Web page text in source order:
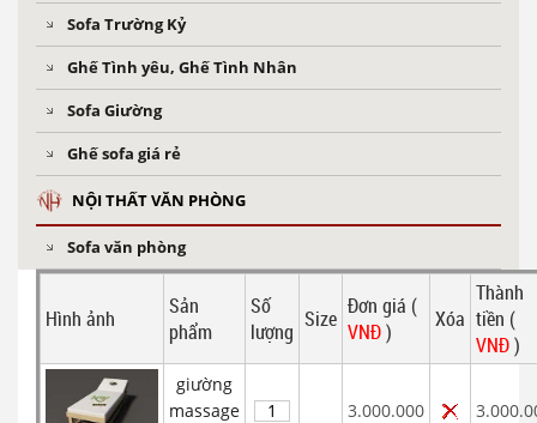
Sofa Trường Kỷ
Ghế Tình yêu, Ghế Tình Nhân
Sofa Giường
Ghế sofa giá rẻ
NỘI THẤT VĂN PHÒNG
Sofa văn phòng
Hình ảnh
Sản
phẩm
Số
lượng Size Đơn giá (
VNĐ) Xóa
Thành
tiền (
VNĐ)
giường
massage
3.000.000